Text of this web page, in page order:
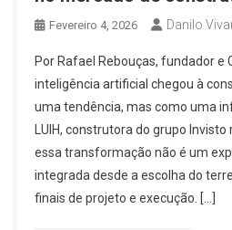
Fevereiro 4, 2026 Danilo
Por Rafael Rebouças, fundador e
inteligência artificial chegou à
uma tendência, mas como uma
LUIH, construtora do grupo
essa transformação não é um
integrada desde a escolha do
finais de projeto e execução. […]